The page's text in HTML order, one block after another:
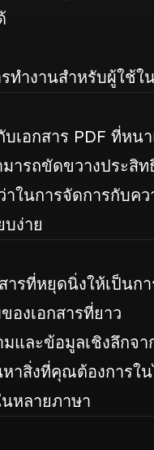
ทำงานสำหรับผู้ใช้
เอกสาร PDF ที่หน
ารถขัดขวางประสิ
ในการจัดการกับค
ง่าย
ารที่หยุดนิ่งให้เป็น
องเอกสารที่ยาว
มและข้อมูลเชิงลึกจ
าสิ่งที่คุณต้องการใ
หลายภาษา